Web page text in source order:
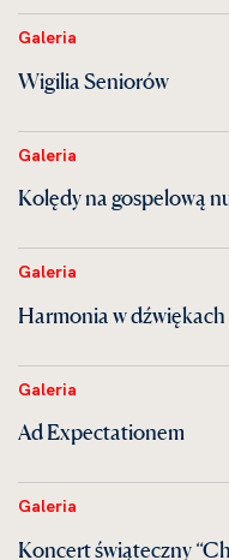
Galeria
Wigilia Seniorów
Galeria
Kolędy na gospelową
Galeria
Harmonia w
Galeria
Ad Expectationem
Galeria
Koncert świąteczny